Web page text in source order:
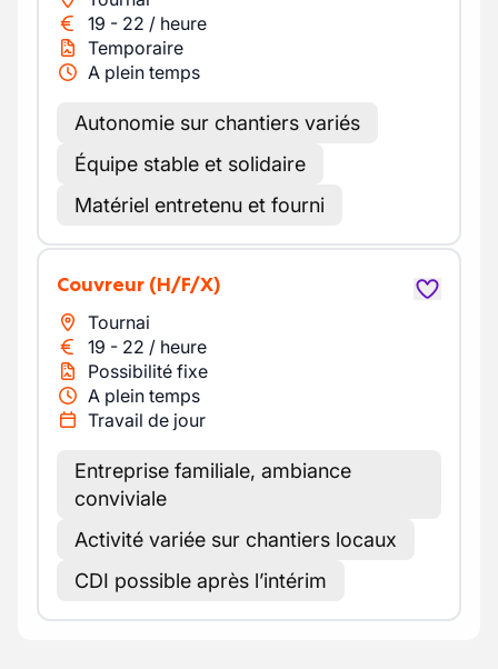
19 - 22 / heure
Temporaire
A plein temps
Autonomie sur chantiers variés
Équipe stable et solidaire
Matériel entretenu et fourni
Couvreur (H/F/X)
Tournai
19 - 22 / heure
Possibilité fixe
A plein temps
Travail de jour
Entreprise familiale, ambiance
conviviale
Activité variée sur chantiers locaux
CDI possible après l’intérim